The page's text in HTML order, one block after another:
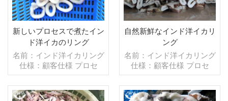
新しいプロセスで煮たイン
ド洋イカのリング
名前：インド洋イカリング
仕様：顧客仕様 プロセ
ス：ゆで グレージング：
IQF 40％（カスタマイズ
可能） 包装：1kg/バッ
自然新鮮なインド洋イカリ
ング
名前：インド洋イカリング
仕様：顧客仕様 プロセ
ス：カット グレージン
グ：IQF 40％（カスタマ
イズ可能） 包装：1kg/バ